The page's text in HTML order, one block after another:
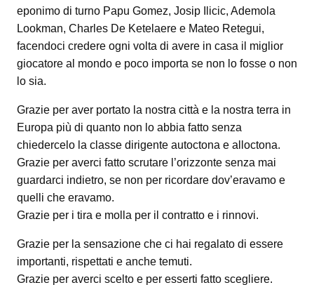
eponimo di turno Papu Gomez, Josip Ilicic, Ademola
Lookman, Charles De Ketelaere e Mateo Retegui,
facendoci credere ogni volta di avere in casa il miglior
giocatore al mondo e poco importa se non lo fosse o non
lo sia.
Grazie per aver portato la nostra città e la nostra terra in
Europa più di quanto non lo abbia fatto senza
chiedercelo la classe dirigente autoctona e alloctona.
Grazie per averci fatto scrutare l’orizzonte senza mai
guardarci indietro, se non per ricordare dov’eravamo e
quelli che eravamo.
Grazie per i tira e molla per il contratto e i rinnovi.
Grazie per la sensazione che ci hai regalato di essere
importanti, rispettati e anche temuti.
Grazie per averci scelto e per esserti fatto scegliere.